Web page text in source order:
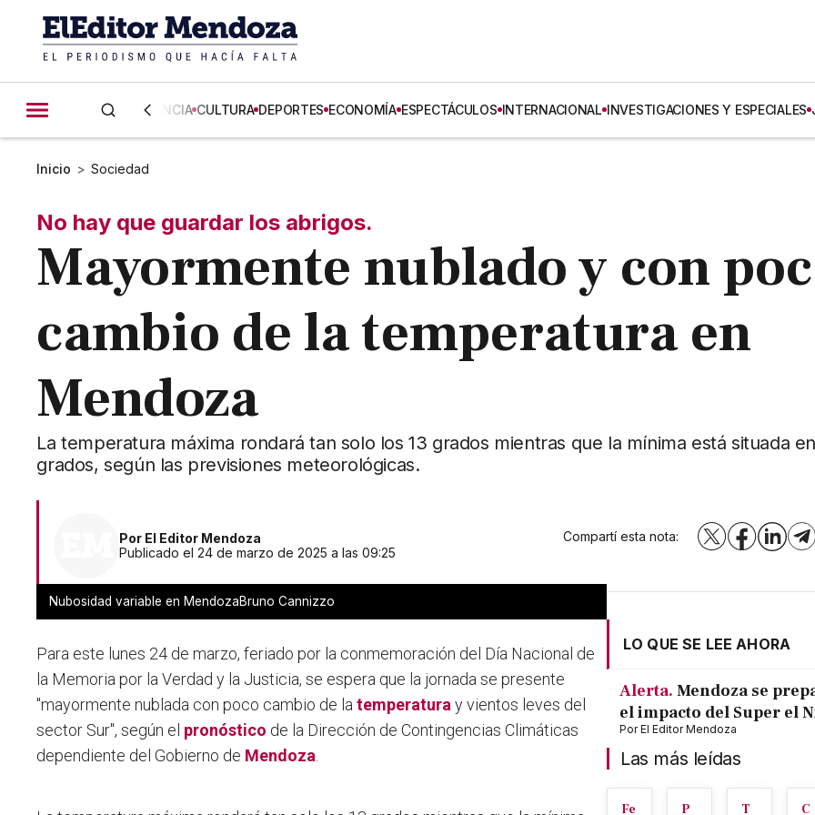
CIENCIA CULTURA DEPORTES ECONOMÍA ESPECTÁCULOS INTERNACIONAL INVESTIGACIONES Y ESPECIALES
Inicio > Sociedad
No hay que guardar los abrigos.
Mayormente nublado y con
cambio de la temperatura en
Mendoza
La temperatura máxima rondará tan solo los 13 grados mientras que la mínima está situada
grados, según las previsiones meteorológicas.
Por El Editor Mendoza
Publicado el 24 de marzo de 2025 a las 09:25
Compartí esta nota: X Facebook
Nubosidad variable en MendozaBruno Cannizzo
Para este lunes 24 de marzo, feriado por la conmemoración del Día Nacional de
la Memoria por la Verdad y la Justicia, se espera que la jornada se presente
"mayormente nublada con poco cambio de la temperatura y vientos leves del
sector Sur", según el pronóstico de la Dirección de Contingencias Climáticas
dependiente del Gobierno de Mendoza
LO QUE SE LEE AHORA
Alerta. Mendoza se
el impacto del Super el
PorEl Editor Mendoza
Las más leídas
Fe
P
T
C